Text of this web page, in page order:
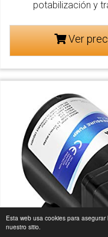
Esta web usa cookies para asegurar
nuestro sitio.
potabilización y
Ver